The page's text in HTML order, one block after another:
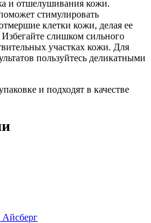
и отшелушивания кожи.
стимулировать
клетки кожи, делая ее
слишком сильного
участках кожи. Для
пользуйтесь деликатными
и подходят в качестве
Айсберг